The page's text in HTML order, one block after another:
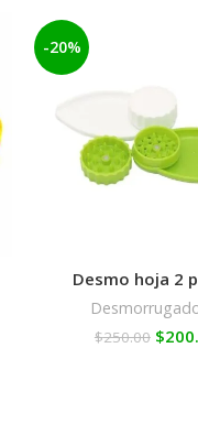
-20%
Desmo hoja 2
$250.00 $